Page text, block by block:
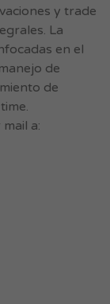
y trade
La
en el
de
de
a: